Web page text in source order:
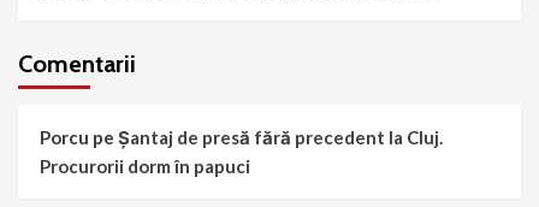
Comentarii
Porcu pe Șantaj de presă fără precedent la Cluj.
Procurorii dorm în papuci